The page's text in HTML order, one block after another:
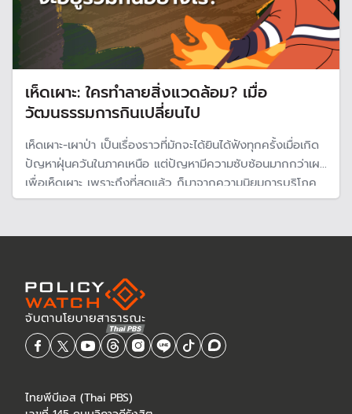
เห็ดเผาะ: ใครทำลายสิ่งแวดล้อม? เมื่อ
วัฒนธรรมการกินเปลี่ยนไป
เห็ดเผาะ-เผาป่า เป็นเรื่องราวที่มักจะได้ยินได้ฟังทุกครั้งเมื่อเกิด
ปัญหาฝุ่นควันในภาคเหนือ แต่ปัญหามีความซับซ้อนมากกว่าเผา
เพื่อเห็ดเผาะ เพราะถึงที่สุดแล้ว ก็มาจากความนิยมการบริโภค
ของไทยนั่นเอง ที่ทำให้เกิดความต้องการมากขึ้น และอาจต้องหา
จริง
ไทยพีบีเอส (Thai PBS)